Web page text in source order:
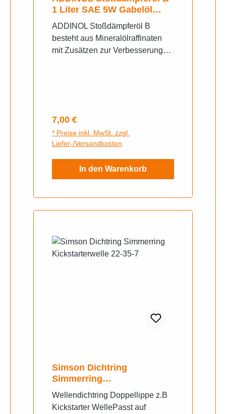
1 Liter SAE 5W Gabelöl
Telegabelöl mineralisch
ADDINOL Stoßdämpferöl B
besteht aus Mineralölraffinaten
mit Zusätzen zur Verbesserung
PRODUKTBESCHREIBUNG Als
Hydraulikflüssigkeit mit
hervorragenden
Dämpfungseigenschaften
einsetzbar für hoch belastete
Lenkungsdämpfer
Regulärer Preis:
7,00 €
* Preise inkl. MwSt. zzgl.
Liefer-/Versandkosten
In den Warenkorb
Simson Dichtring
Simmerring
Kickstarterwelle 22-35-7
Wellendichtring Doppellippe z.B
Kickstarter WellePasst auf